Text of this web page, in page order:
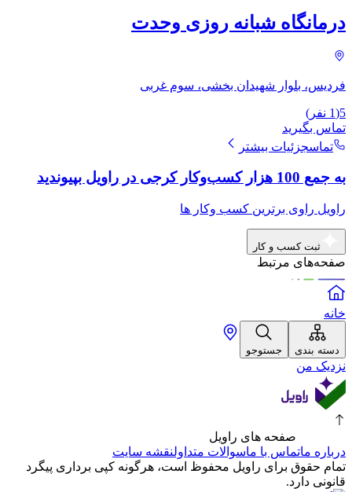
درمانگاه شبانه روزی وحدت
فردیس، بلوار شهیدان بخشی، سوم غربی
5
(
1 نفر)
تماس بگیرید
تماسجزئیات بیشتر
به جمع 100 هزار کسب‌وکار کرجی در راویل بپیوندید
راویل راوی برترین کسب وکار ها
ثبت کسب و کار
صفحه‌های مرتبط
خانه
دسته بندی جستوجو
نزدیک من
صفحه های راویل
درباره ماتماس با ماسوالات متداولنقشه سایت
تمام حقوق برای راویل محفوظ است، هرگونه کپی برداری پیگرد
قانونی دارد.